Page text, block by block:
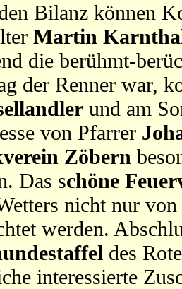
Bilanz können
Martin
die berühmt-
der Renner war,
und am
von Pfarrer
Zöbern
Das schöne
nicht nur
werden.
des
interessierte